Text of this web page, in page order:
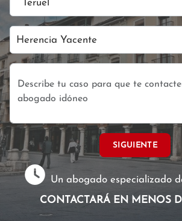
Teruel
Herencia Yacente
SIGUIENTE
Un abogado especializado
CONTACTARÁ EN MENOS